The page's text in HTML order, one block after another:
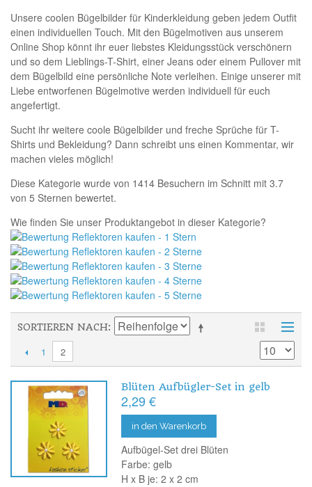
Unsere coolen Bügelbilder für Kinderkleidung geben jedem Outfit
einen individuellen Touch. Mit den Bügelmotiven aus unserem
Online Shop könnt ihr euer liebstes Kleidungsstück verschönern
und so dem Lieblings-T-Shirt, einer Jeans oder einem Pullover mit
dem Bügelbild eine persönliche Note verleihen. Einige unserer mit
Liebe entworfenen Bügelmotive werden individuell für euch
angefertigt.
Sucht ihr weitere coole Bügelbilder und freche Sprüche für T-
Shirts und Bekleidung? Dann schreibt uns einen Kommentar, wir
machen vieles möglich!
Diese Kategorie wurde von 1414 Besuchern im Schnitt mit 3.7
von 5 Sternen bewertet.
Wie finden Sie unser Produktangebot in dieser Kategorie?
SORTIEREN NACH
1 2
Blüten Aufbügler-Set in gelb
2,29 €
in den Warenkorb
Aufbügel-Set drei Blüten
Farbe: gelb
H x B je: 2 x 2 cm